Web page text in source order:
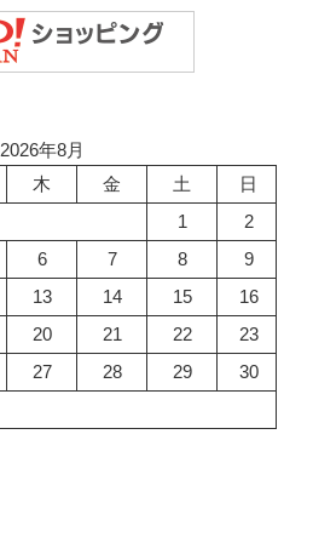
2026年8月
木 金 土
日
1
2
6 7 8
9
13 14 15
16
20 21 22
23
27 28 29
30